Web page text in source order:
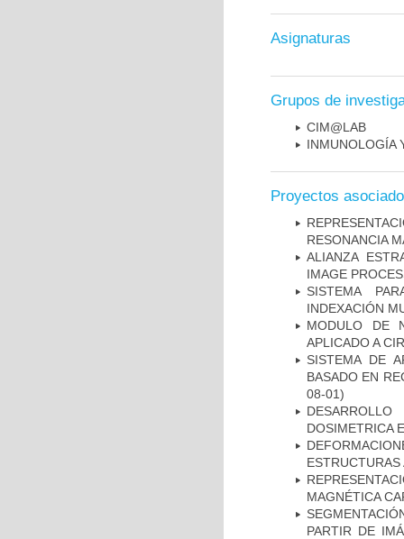
Asignaturas
Grupos de
CIM@LAB
INMUNOLOGÍA
Proyectos
RESONANCIA
ALIANZA
IMAGE
SISTEMA
INDEXACIÓN
MODULO DE
APLICADO A
SISTEMA DE
BASADO EN
08-01)
DOSIMETRICA
MAGNÉTICA
PARTIR DE